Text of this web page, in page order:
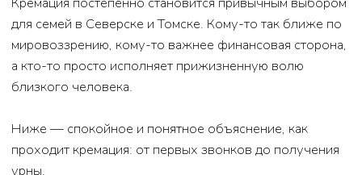
проходит кремация: от первых звонков до получения
урны.
1. Когда имеет смысл рассмотреть кремацию
Кремация может подойти, если:
человек при жизни говорил, что не хочет
у семьи нет родовых участков на кладбище;
важно сократить расходы на захоронение;
родственники живут в разных городах и не
могут часто приезжать на могилу;